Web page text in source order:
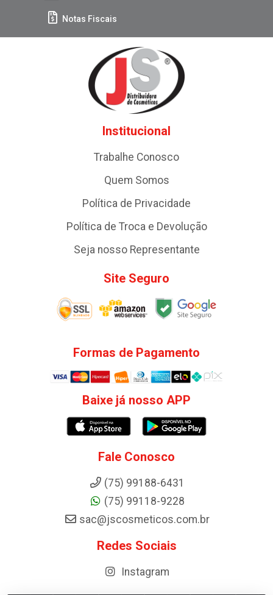
Notas Fiscais
Institucional
Trabalhe Conosco
Quem Somos
Política de Privacidade
Política de Troca e Devolução
Seja nosso Representante
Site Seguro
Formas de Pagamento
Baixe já nosso APP
Fale Conosco
(75) 99188-6431
(75) 99118-9228
sac@jscosmeticos.com.br
Redes Sociais
Instagram